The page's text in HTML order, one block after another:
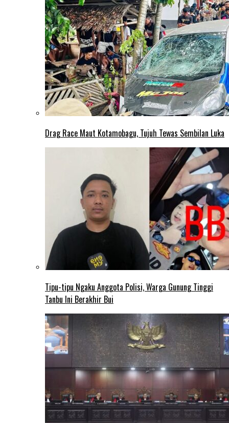
Drag Race Maut Kotamobagu, Tujuh Tewas Sembilan Luka
Tipu-tipu Ngaku Anggota Polisi, Warga Gunung Tinggi
Tanbu Ini Berakhir Bui